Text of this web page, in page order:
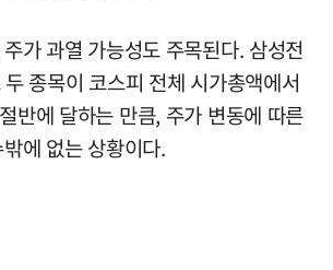
가 과열 가능성도 주목된다. 삼성전
종목이 코스피 전체 시가총액에서
반에 달하는 만큼, 주가 변동에 따른
에 없는 상황이다.